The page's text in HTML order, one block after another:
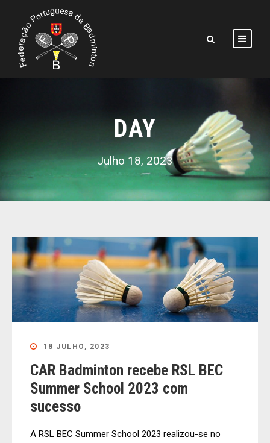
DAY
Julho 18, 2023
18 JULHO, 2023
CAR Badminton recebe RSL BEC
Summer School 2023 com
sucesso
A RSL BEC Summer School 2023 realizou-se no